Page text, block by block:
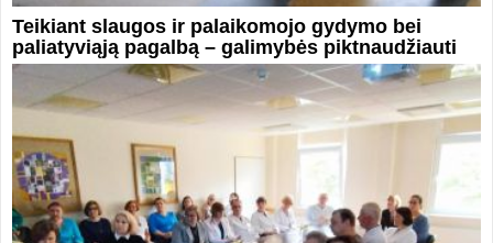
Teikiant slaugos ir palaikomojo gydymo bei
paliatyviąją pagalbą – galimybės piktnaudžiauti